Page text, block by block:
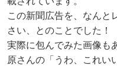
この新聞広告を、なんと
さい、とのことでした！
実際に包んでみた画像も
原さんの「うわ、これい